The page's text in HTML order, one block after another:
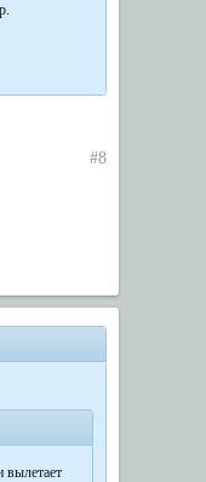
#8
вылетает